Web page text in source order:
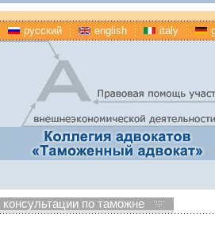
русский english italy
консультации по таможне